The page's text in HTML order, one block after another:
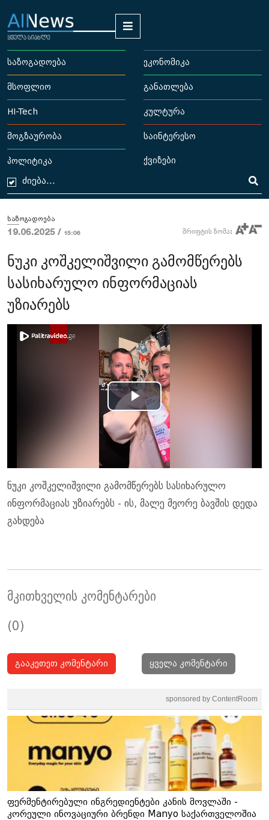
საზოგადოება ეკონომიკა
მსოფლიო განათლება
HI-Tech კულტურა
მოგზაურობა საინტერესო
პოლიტიკა ქვიზები
საზოგადოება
19.06.2025 / 15:06 შრიფტის ზომა:
ნუკი კოშკელიშვილი გამომწერებს
სასიხარულო ინფორმაციას
უზიარებს
Play
Video
ნუკი კოშკელიშვილი გამომწერებს სასიხარულო
ინფორმაციას უზიარებს - ის, მალე მეორე ბავშის დედა
გახდება
მკითხველის კომენტარები
(0)
გააკეთეთ კომენტარი ყველა კომენტარი
sponsored by ContentRoom
ფერმენტირებული ინგრედიენტები კანის მოვლაში -
კორეული ინოვაციური ბრენდი Manyo საქართველოშია